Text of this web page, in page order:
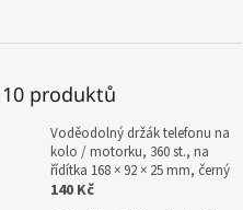
produktů
Voděodolný držák telefonu na
kolo / motorku, 360 st., na
řídítka 168 × 92 × 25 mm, černý
140 Kč